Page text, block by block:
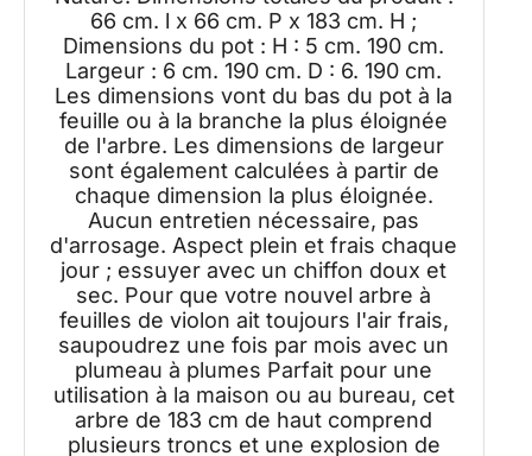
66 cm. l x 66 cm. P x 183 cm. H ;
Dimensions du pot : H : 5 cm. 190 cm.
Largeur : 6 cm. 190 cm. D : 6. 190 cm.
Les dimensions vont du bas du pot à la
feuille ou à la branche la plus éloignée
de l'arbre. Les dimensions de largeur
sont également calculées à partir de
chaque dimension la plus éloignée.
Aucun entretien nécessaire, pas
d'arrosage. Aspect plein et frais chaque
jour ; essuyer avec un chiffon doux et
sec. Pour que votre nouvel arbre à
feuilles de violon ait toujours l'air frais,
saupoudrez une fois par mois avec un
plumeau à plumes Parfait pour une
utilisation à la maison ou au bureau, cet
arbre de 183 cm de haut comprend
plusieurs troncs et une explosion de